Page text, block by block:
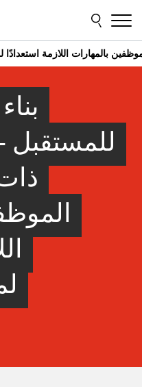
بالمهارات اللازمة